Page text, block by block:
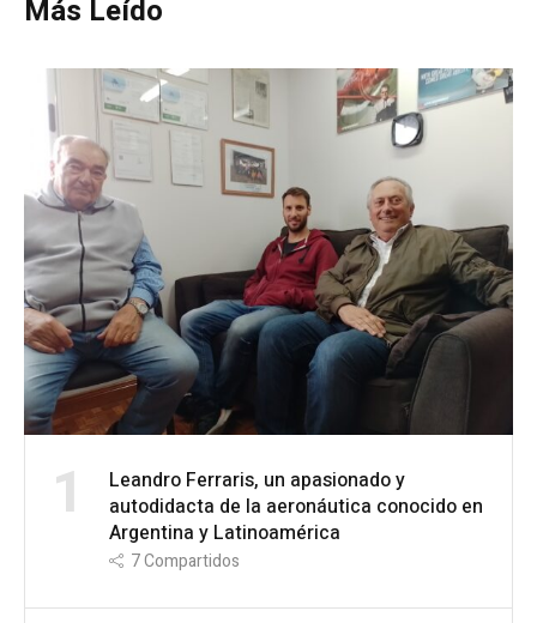
Más Leído
1
Leandro Ferraris, un apasionado y
autodidacta de la aeronáutica conocido en
Argentina y Latinoamérica
7Compartidos